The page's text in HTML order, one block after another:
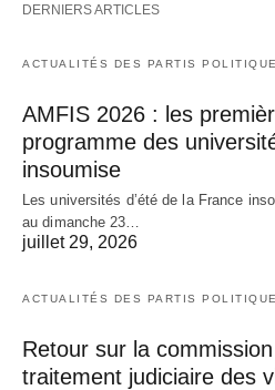
DERNIERS ARTICLES
ACTUALITÉS DES PARTIS
AMFIS 2026 : les
programme des
insoumise
Les universités d’été de la France
au dimanche 23…
juillet 29, 2026
ACTUALITÉS DES PARTIS
Retour sur la
traitement judiciaire des